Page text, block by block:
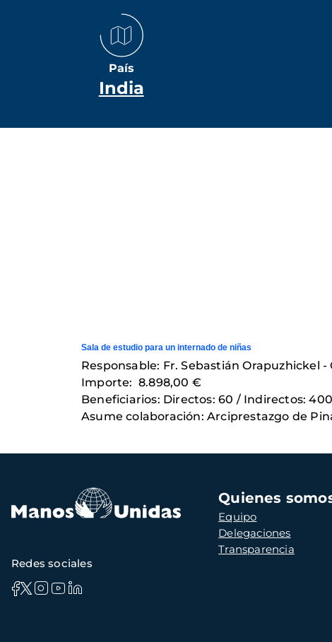
País
India
Sala de estudio para un internado de niñas
Responsable: Fr. Sebastián Orapuzhickel -
Importe: 8.898,00 €
Beneficiarios: Directos: 60 / Indirectos: 400
Asume colaboración: Arciprestazgo de
Navegación
principal
Quienes
Equipo
Delegaciones
Transparencia
Redes sociales